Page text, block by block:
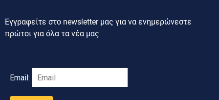
Εγγραφείτε στο newsletter μας για να ενημερώνεστε
πρώτοι για όλα τα νέα μας
Email: